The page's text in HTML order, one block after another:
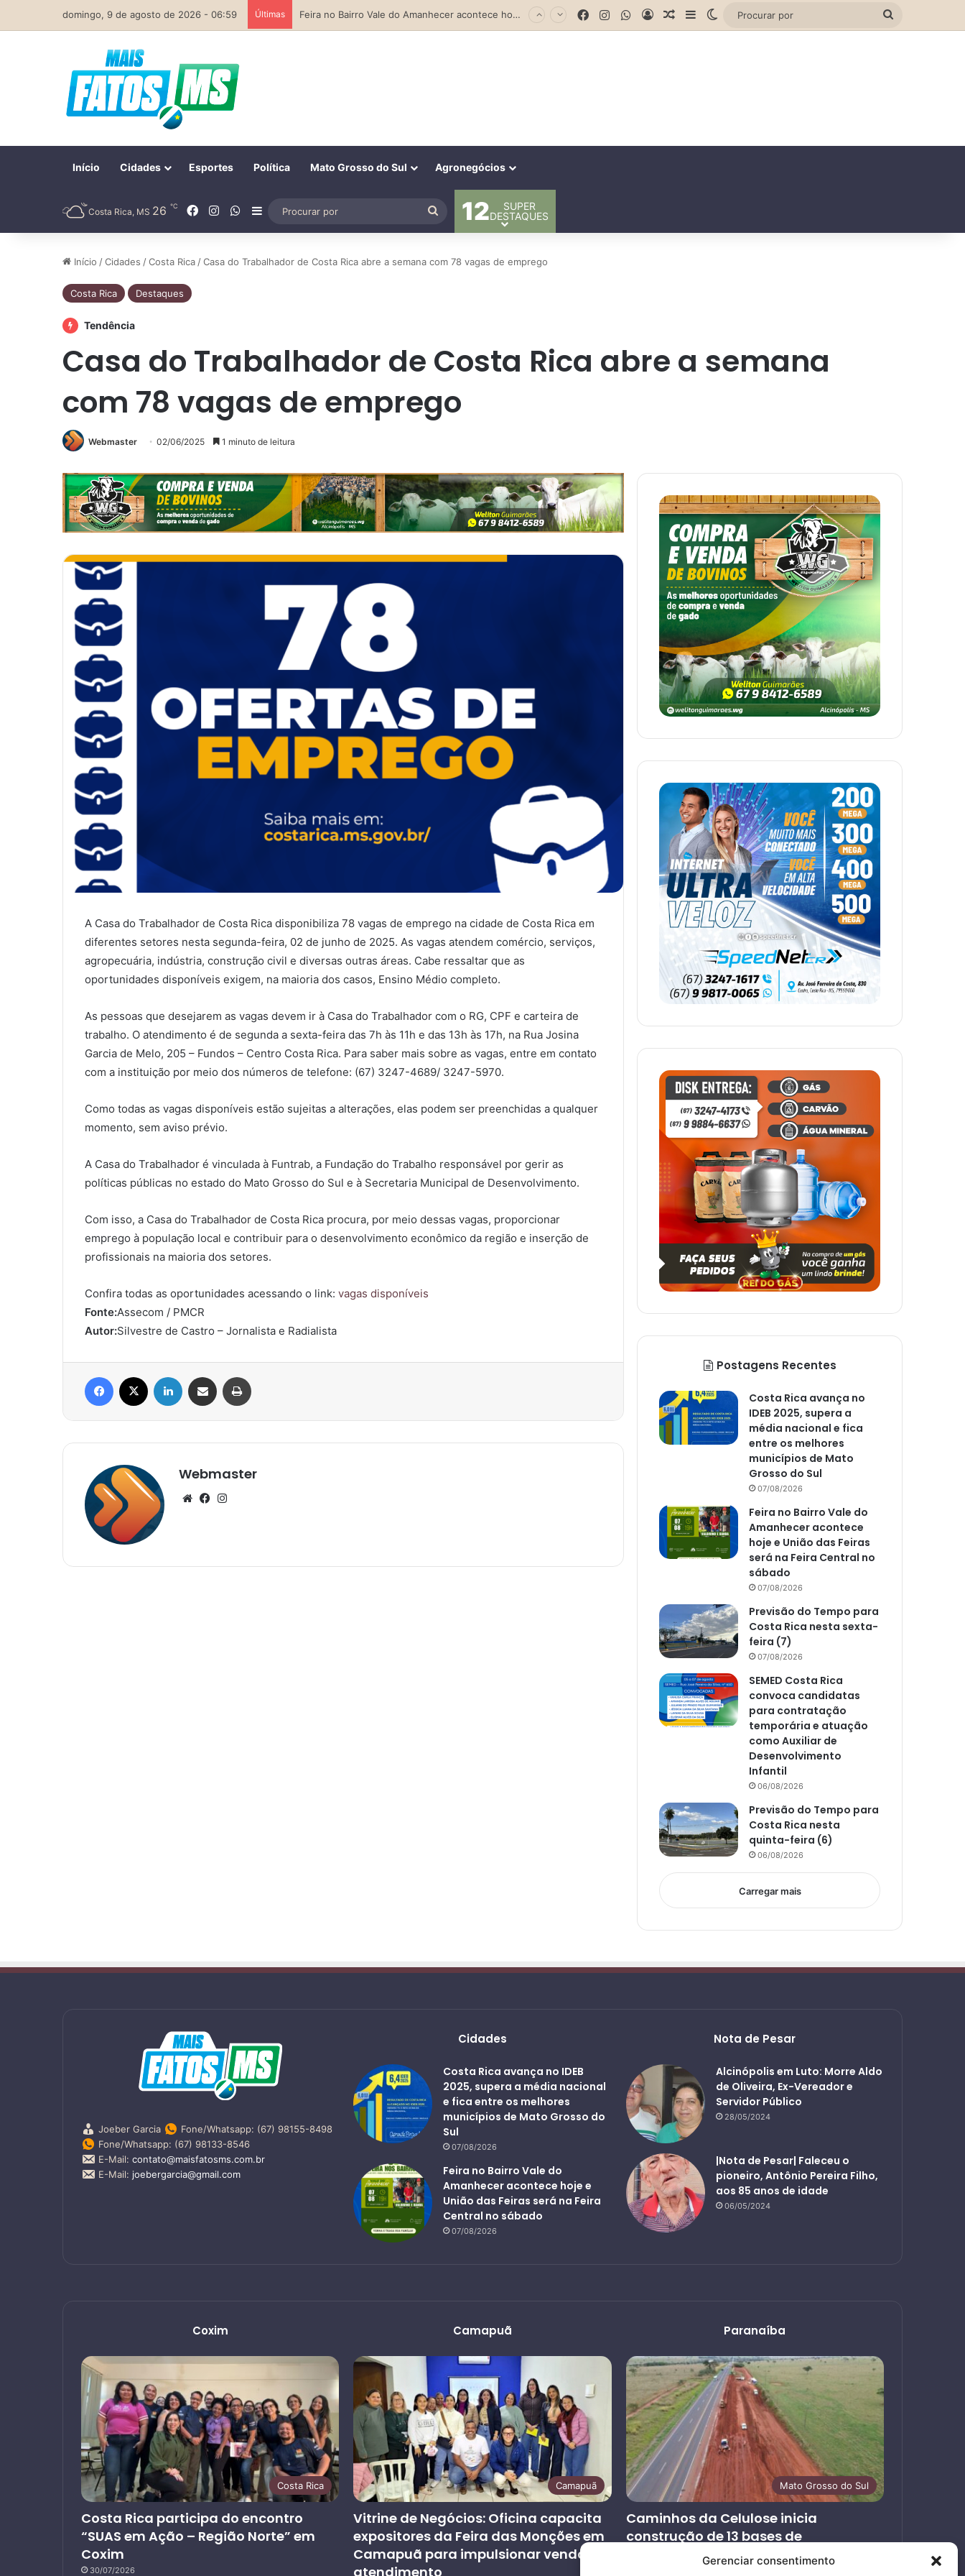
Gerenciar consentimento
domingo, 9 de agosto de 2026 - 06:59 Últimas Facebook
InstagramWhatsApp
EntrarArtigo aleatório
Barra Lateral
Switch skin
Início Cidades Esportes Política Mato Grosso do Sul Agronegócios
Costa Rica, MS 26 ℃ Facebook
InstagramWhatsApp
Barra Lateral
Procurar
por
12
SUPER
DESTAQUES
Início /Cidades /Costa Rica /Casa do Trabalhador de Costa Rica abre a semana com 78 vagas de emprego
Costa Rica Destaques
Tendência
Casa do Trabalhador de Costa Rica abre a semana
com 78 vagas de emprego
Webmaster 02/06/2025 1 minuto de leitura
A Casa do Trabalhador de Costa Rica disponibiliza 78 vagas de emprego na cidade de Costa Rica em
diferentes setores nesta segunda-feira, 02 de junho de 2025. As vagas atendem comércio, serviços,
agropecuária, indústria, construção civil e diversas outras áreas. Cabe ressaltar que as
oportunidades disponíveis exigem, na maioria dos casos, Ensino Médio completo.
As pessoas que desejarem as vagas devem ir à Casa do Trabalhador com o RG, CPF e carteira de
trabalho. O atendimento é de segunda a sexta-feira das 7h às 11h e das 13h às 17h, na Rua Josina
Garcia de Melo, 205 – Fundos – Centro Costa Rica. Para saber mais sobre as vagas, entre em contato
com a instituição por meio dos números de telefone: (67) 3247-4689/ 3247-5970.
Como todas as vagas disponíveis estão sujeitas a alterações, elas podem ser preenchidas a qualquer
momento, sem aviso prévio.
A Casa do Trabalhador é vinculada à Funtrab, a Fundação do Trabalho responsável por gerir as
políticas públicas no estado do Mato Grosso do Sul e à Secretaria Municipal de Desenvolvimento.
Com isso, a Casa do Trabalhador de Costa Rica procura, por meio dessas vagas, proporcionar
emprego à população local e contribuir para o desenvolvimento econômico da região e inserção de
profissionais na maioria dos setores.
Confira todas as oportunidades acessando o link: vagas disponíveis
Fonte:Assecom / PMCR
Autor:Silvestre de Castro – Jornalista e Radialista
Facebook Linkedin Compartilhar via e-mail
Webmaster
WebsiteFacebook
Postagens Recentes
Costa Rica avança no
IDEB 2025, supera a
média nacional e fica
entre os melhores
municípios de Mato
Grosso do Sul
07/08/2026
Feira no Bairro Vale do
Amanhecer acontece
hoje e União das Feiras
será na Feira Central no
sábado
07/08/2026
Previsão do Tempo para
Costa Rica nesta sexta-
feira (7)
07/08/2026
SEMED Costa Rica
convoca candidatas
para contratação
temporária e atuação
como Auxiliar de
Desenvolvimento
Infantil
06/08/2026
Previsão do Tempo para
Costa Rica nesta
quinta-feira (6)
06/08/2026
Carregar mais
Joeber Garcia
Fone/Whatsapp: (67) 98155-8498
Fone/Whatsapp: (67) 98133-8546
E-Mail: contato@maisfatosms.com.br
E-Mail: joebergarcia@gmail.com
Cidades
Costa Rica avança no IDEB
2025, supera a média nacional
e fica entre os melhores
municípios de Mato Grosso do
Sul
07/08/2026
Feira no Bairro Vale do
Amanhecer acontece hoje e
União das Feiras será na Feira
Central no sábado
07/08/2026
Nota de Pesar
Alcinópolis em Luto: Morre Aldo
de Oliveira, Ex-Vereador e
Servidor Público
28/05/2024
|Nota de Pesar| Faleceu o
pioneiro, Antônio Pereira Filho,
aos 85 anos de idade
06/05/2024
Coxim
Costa Rica
Costa Rica participa do encontro
“SUAS em Ação – Região Norte” em
Coxim
30/07/2026
Camapuã
Camapuã
Vitrine de Negócios: Oficina capacita
expositores da Feira das Monções em
Camapuã para impulsionar vendas e
atendimento
Paranaíba
Mato Grosso do Sul
Caminhos da Celulose inicia
construção de 13 bases de
atendimento ao usuário nas rodovias